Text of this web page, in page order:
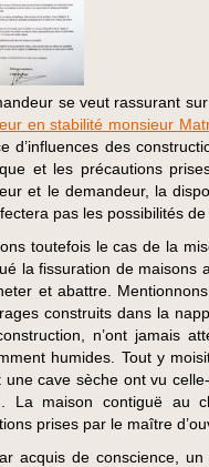
se veut rassurant
en stabilité monsieur
d’influences des
et les précautions
et le demandeur, la
pas les possibilités
toutefois le cas de la
la fissuration de maisons
et abattre.
construits dans la
n’ont jamais
humides. Tout y
une cave sèche ont vu
La maison contiguë au
prises par le maître
acquis de conscience,